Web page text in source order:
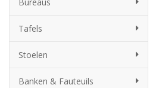
Tafels
Stoelen
Banken & Fauteuils